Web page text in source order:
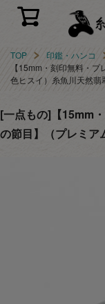
TOP
印鑑・ハンコ
【15mm・刻印無料・
色ヒスイ）糸魚川天然翡
[一点もの]【15mm
の節目】（プレミア